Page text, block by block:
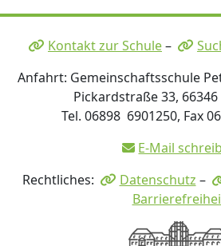
Kontakt zur Schule–
Anfahrt: Gemeinschaftsschule
Pickardstraße 33,
Tel. 06898 6901250, Fax
E-Mail
Rechtliches:
Datenschutz –